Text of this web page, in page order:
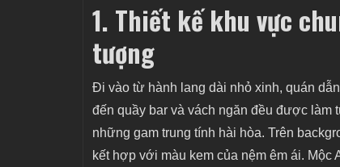
1. Thiết kế khu vực
tượng
Đi vào từ hành lang dài nhỏ xinh, quán
đến quầy bar và vách ngăn đều được làm
những gam trung tính hài hòa. Trên
kết hợp với màu kem của nệm êm ái.